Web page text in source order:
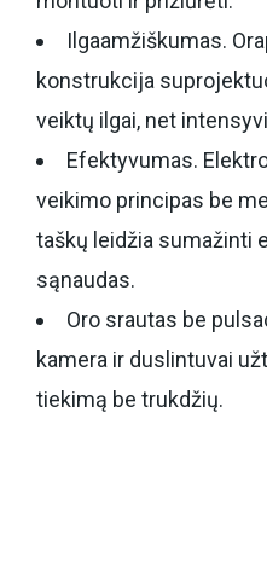
Ilgaamžiškumas.
konstrukcija
veiktų ilgai, net
Efektyvumas.
veikimo principas be
taškų leidžia sumažinti
sąnaudas.
Oro srautas be
kamera ir duslintuvai
tiekimą be trukdžių.